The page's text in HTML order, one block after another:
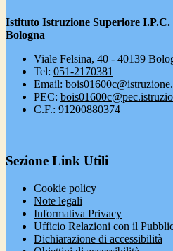
Istituto Istruzione Superiore
Bologna
Viale Felsina, 40 - 40139
Tel: 051-2170381
Email:
PEC:
C.F.: 91200880374
Sezione Link Utili
Cookie policy
Note legali
Informativa Privacy
Ufficio Relazioni con il
Dichiarazione di accessibilità